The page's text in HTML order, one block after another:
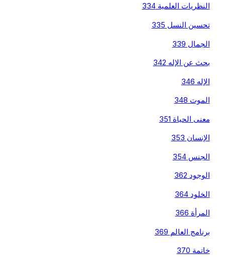
النظريات العلمية 334
تحسين النسل 335
الجمال 339
بحث عن الإله 342
الإله 346
الموت 348
معنى الحياة 351
الإنسان 353
الجنس 354
الوجود 362
الخلود 364
المرأة 366
برنامج العالم 369
خاتمة 370